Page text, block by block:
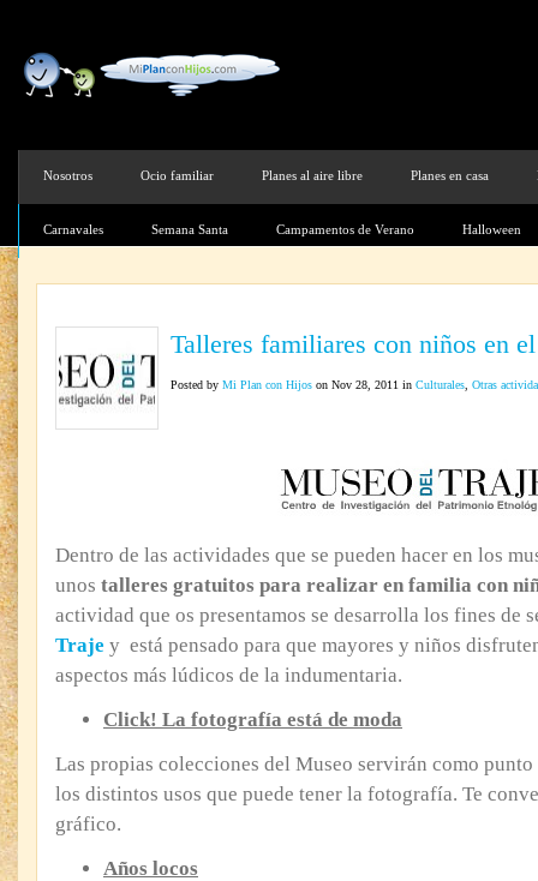
Nosotros Ocio familiar Planes al aire libre Planes en casa
Carnavales Semana Santa Campamentos de Verano Halloween
Talleres familiares con niños en
Posted by Mi Plan con Hijos on Nov 28, 2011 in Culturales Otras
Dentro de las actividades que se pueden hacer en los
unos talleres gratuitos para realizar en familia con
actividad que os presentamos se desarrolla los fines de
Traje y está pensado para que mayores y niños
aspectos más lúdicos de la indumentaria.
Click! La fotografía está de moda
Las propias colecciones del Museo servirán como
los distintos usos que puede tener la fotografía. Te
gráfico.
Años locos